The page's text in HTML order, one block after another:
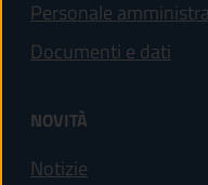
Personale
Documenti e dati
NOVITÀ
Notizie